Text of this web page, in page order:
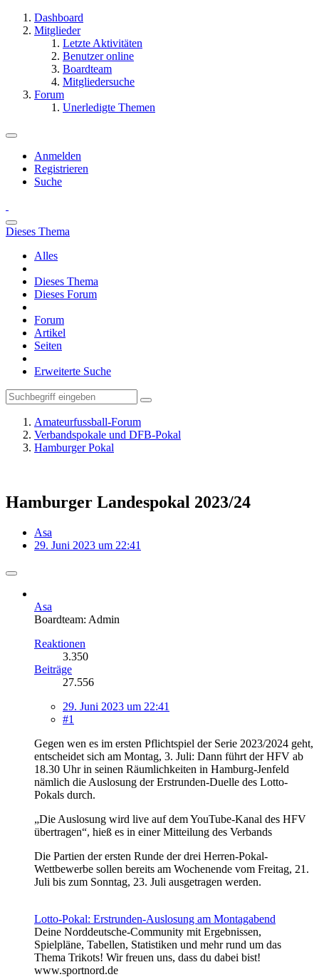
Dashboard
Mitglieder
Letzte Aktivitäten
Benutzer online
Boardteam
Mitgliedersuche
Forum
Unerledigte Themen
Anmelden
Registrieren
Suche
Dieses Thema
Alles
Dieses Thema
Dieses Forum
Forum
Artikel
Seiten
Erweiterte Suche
Amateurfussball-Forum
Verbandspokale und DFB-Pokal
Hamburger Pokal
Hamburger Landespokal 2023/24
Asa
29. Juni 2023 um 22:41
Asa
Boardteam: Admin
Reaktionen
3.350
Beiträge
27.556
29. Juni 2023 um 22:41
#1
Gegen wen es im ersten Pflichtspiel der Serie 2023/2024 geht,
entscheidet sich am Montag, 3. Juli: Dann führt der HFV ab
18.30 Uhr in seinen Räumlichkeiten in Hamburg-Jenfeld
nämlich die Auslosung der Erstrunden-Duelle des Lotto-
Pokals durch.
„Die Auslosung wird live auf dem YouTube-Kanal des HFV
übertragen“, hieß es in einer Mitteilung des Verbands
Die Partien der ersten Runde der drei Herren-Pokal-
Wettbewerbe sollen bereits am Wochenende vom Freitag, 21.
Juli bis zum Sonntag, 23. Juli ausgetragen werden.
Lotto-Pokal: Erstrunden-Auslosung am Montagabend
Deine Norddeutsche-Community mit Ergebnissen,
Spielpläne, Tabellen, Statistiken und mehr rund um das
Thema Trikots! Wir freuen uns, dass du dabei bist!
www.sportnord.de